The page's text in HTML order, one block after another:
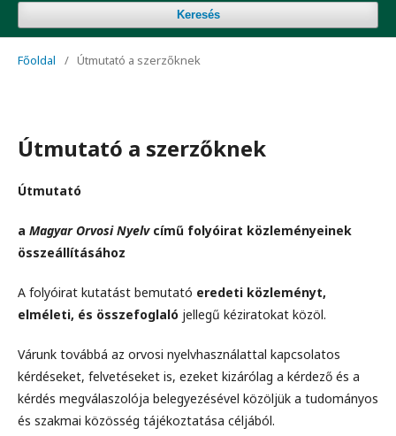
Keresés
Főoldal / Útmutató a szerzőknek
Útmutató a szerzőknek
Útmutató
a Magyar Orvosi Nyelv című folyóirat közleményeinek
összeállításához
A folyóirat kutatást bemutató eredeti közleményt,
elméleti, és összefoglaló jellegű kéziratokat közöl.
Várunk továbbá az orvosi nyelvhasználattal kapcsolatos
kérdéseket, felvetéseket is, ezeket kizárólag a kérdező és a
kérdés megválaszolója belegyezésével közöljük a tudományos
és szakmai közösség tájékoztatása céljából.